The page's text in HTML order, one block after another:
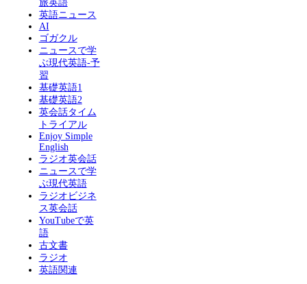
旅英語
英語ニュース
AI
ゴガクル
ニュースで学
ぶ現代英語-予
習
基礎英語1
基礎英語2
英会話タイム
トライアル
Enjoy Simple
English
ラジオ英会話
ニュースで学
ぶ現代英語
ラジオビジネ
ス英会話
YouTubeで英
語
古文書
ラジオ
英語関連